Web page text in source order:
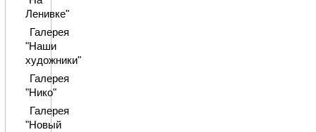
Ленивке"
Галерея
"Наши
художники"
Галерея
"Нико"
Галерея
"Новый